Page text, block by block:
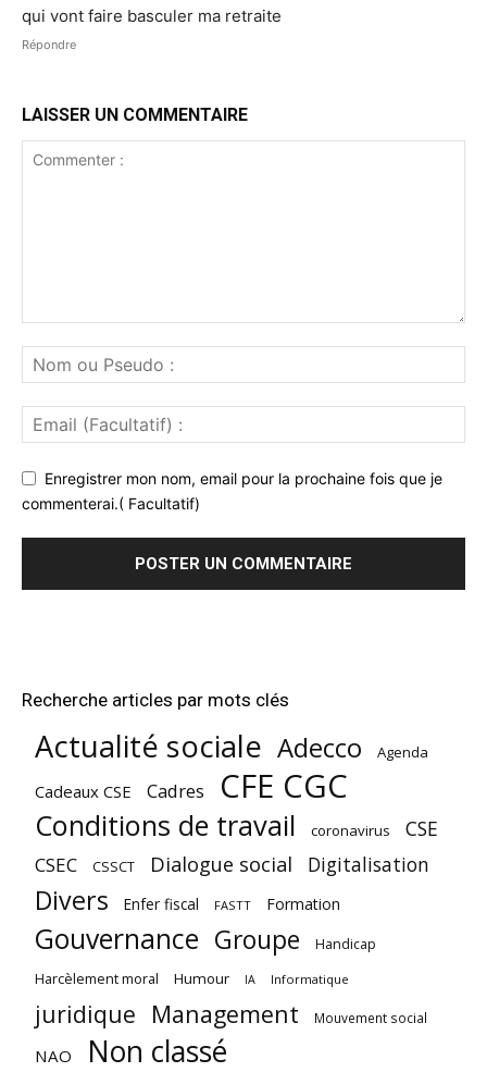
qui vont faire basculer ma retraite
Répondre
LAISSER UN COMMENTAIRE
Enregistrer mon nom, email pour la prochaine fois que je
commenterai.( Facultatif)
Recherche articles par mots clés
Actualité sociale Adecco Agenda
Cadeaux CSE Cadres CFE CGC
Conditions de travail coronavirus CSE
CSEC CSSCT Dialogue social Digitalisation
Divers Enfer fiscal FASTT Formation
Gouvernance Groupe Handicap
Harcèlement moral Humour IA Informatique
juridique Management Mouvement social
NAO Non classé